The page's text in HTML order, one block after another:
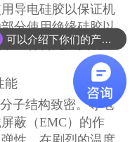
导电硅胶以保证机
分使用绝缘硅胶以
一材料无法实现
能
子结构致密。导电
蔽（EMC）的作
可以介绍下你们的产品么？